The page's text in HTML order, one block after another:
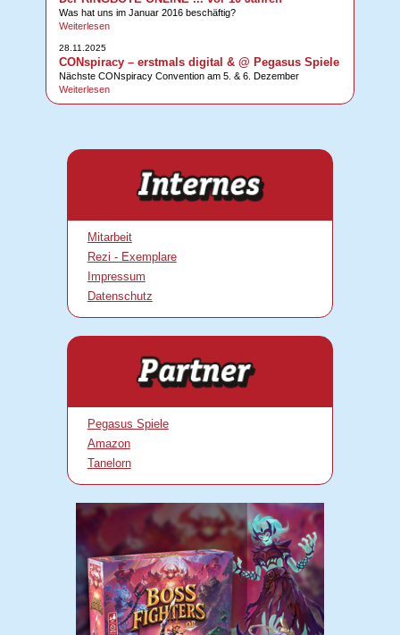
Was hat uns im Januar 2016 beschäftig?
Weiterlesen
28.11.2025
CONspiracy – erstmals digital & @ Pegasus Spiele
Nächste CONspiracy Convention am 5. & 6. Dezember
Weiterlesen
Mitarbeit
Rezi - Exemplare
Impressum
Datenschutz
Pegasus Spiele
Amazon
Tanelorn